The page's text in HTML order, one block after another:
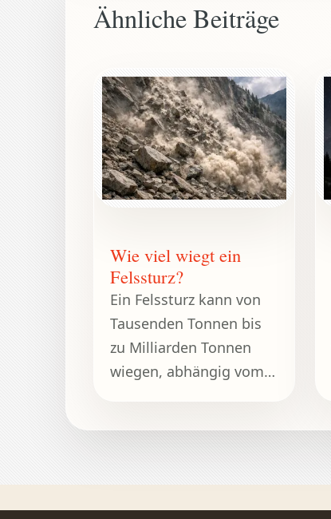
Ähnliche Beiträge
Wie viel wiegt ein
Felssturz?
Ein Felssturz kann von
Tausenden Tonnen bis
zu Milliarden Tonnen
wiegen, abhängig vom